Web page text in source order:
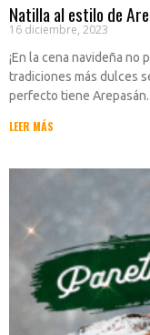
Natilla al estilo de
16 diciembre, 2023
¡En la cena navideña no
tradiciones más dulces
perfecto tiene Arepasán.
LEER MÁS